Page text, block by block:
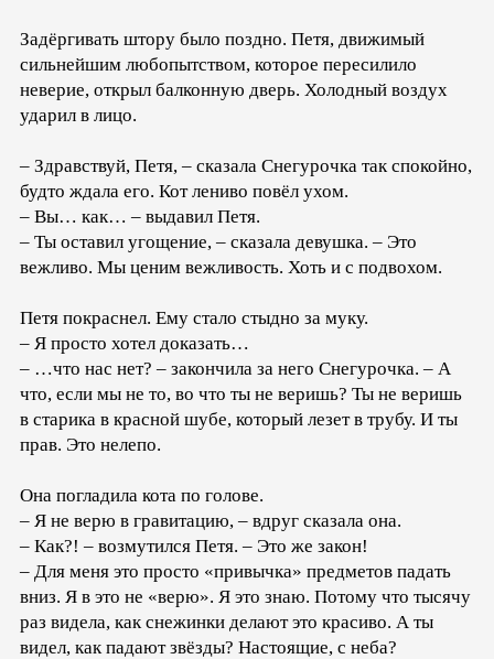
Задёргивать штору было поздно. Петя, движимый
сильнейшим любопытством, которое пересилило
неверие, открыл балконную дверь. Холодный воздух
ударил в лицо.
– Здравствуй, Петя, – сказала Снегурочка так спокойно,
будто ждала его. Кот лениво повёл ухом.
– Вы… как… – выдавил Петя.
– Ты оставил угощение, – сказала девушка. – Это
вежливо. Мы ценим вежливость. Хоть и с подвохом.
Петя покраснел. Ему стало стыдно за муку.
– Я просто хотел доказать…
– …что нас нет? – закончила за него Снегурочка. – А
что, если мы не то, во что ты не веришь? Ты не веришь
в старика в красной шубе, который лезет в трубу. И ты
прав. Это нелепо.
Она погладила кота по голове.
– Я не верю в гравитацию, – вдруг сказала она.
– Как?! – возмутился Петя. – Это же закон!
– Для меня это просто «привычка» предметов падать
вниз. Я в это не «верю». Я это знаю. Потому что тысячу
раз видела, как снежинки делают это красиво. А ты
видел, как падают звёзды? Настоящие, с неба?